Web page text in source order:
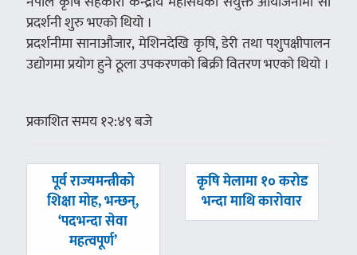
प्रदर्शनी शुरु भएको थियो ।
प्रदर्शनीमा सानाऔजार, मेशिनदेखि कृषि, डेरी तथा पशुपक्षीपालन
उद्योगमा प्रयोग हुने ठूला उपकरणको बिक्री वितरण भएको थियो ।
प्रकाशित समय १२:४९ बजे
पछिल्लाे
-
पूर्व राज्यमन्त्रीको
शिक्षा मोह, भन्छन्,
‘पदभन्दा सेवा
महत्वपूर्ण’
अघिल्लाे
कृषि मेलामा १० करोड
भन्दा माथि कारोवार